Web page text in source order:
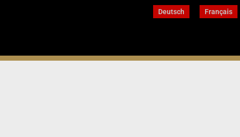
Deutsch Français